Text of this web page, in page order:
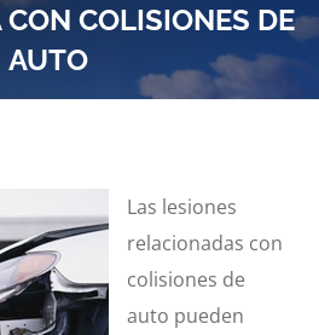
COLISIONES DE
AUTO
Las lesiones
relacionadas con
colisiones de
auto pueden